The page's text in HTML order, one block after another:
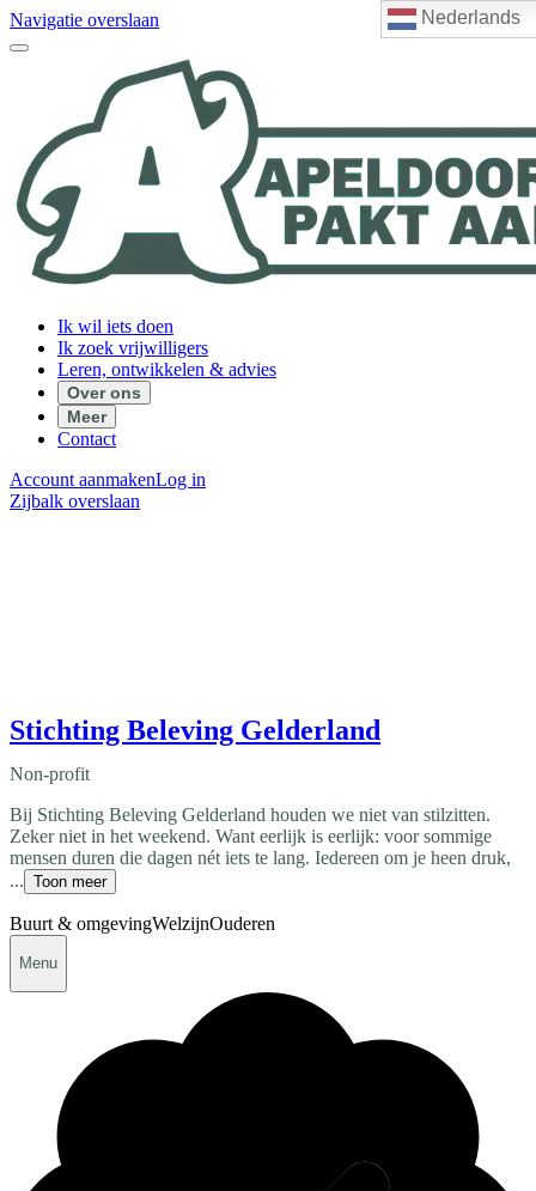
Nederlands
Navigatie overslaan
Ik wil iets doen
Ik zoek vrijwilligers
Leren, ontwikkelen & advies
Over ons
Meer
Contact
Account aanmakenLog in
Zijbalk overslaan
Stichting Beleving Gelderland
Non-profit
Bij Stichting Beleving Gelderland houden we niet van stilzitten.
Zeker niet in het weekend. Want eerlijk is eerlijk: voor sommige
mensen duren die dagen nét iets te lang. Iedereen om je heen druk,
... Toon meer
Buurt & omgevingWelzijnOuderen
Menu